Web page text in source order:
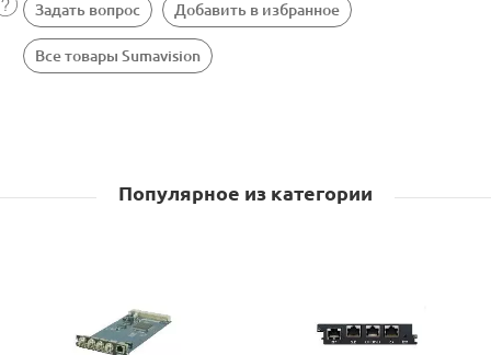
Задать вопрос Добавить в избранное
Все товары Sumavision
Популярное из категории